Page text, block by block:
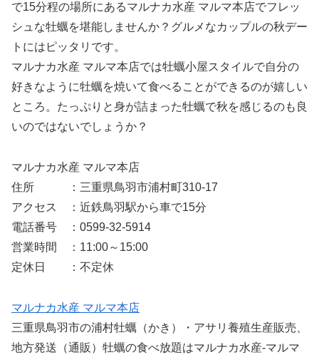
で15分程の場所にあるマルナカ水産 マルマ本店でフレッ
シュな牡蠣を堪能しませんか？グルメなカップルの秋デー
トにはピッタリです。
マルナカ水産 マルマ本店では牡蠣小屋スタイルで自分の
好きなように牡蠣を焼いて食べることができるのが嬉しい
ところ。たっぷりと身が詰まった牡蠣で秋を感じるのも良
いのではないでしょうか？
マルナカ水産 マルマ本店
住所 ：三重県鳥羽市浦村町310-17
アクセス ：近鉄鳥羽駅から車で15分
電話番号 ：0599-32-5914
営業時間 ：11:00～15:00
定休日 ：不定休
マルナカ水産 マルマ本店
三重県鳥羽市の浦村牡蠣（かき）・アサリ養殖生産販売、
地方発送（通販）牡蠣の食べ放題はマルナカ水産-マルマ